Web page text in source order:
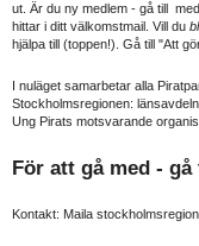
ut. Är du ny medlem - gå till
hittar i ditt välkomstmail. Vill du
hjälpa till (toppen!). Gå till "Att
I nuläget samarbetar alla
Stockholmsregionen:
Ung Pirats motsvarande
För att gå med -
Kontakt: Maila